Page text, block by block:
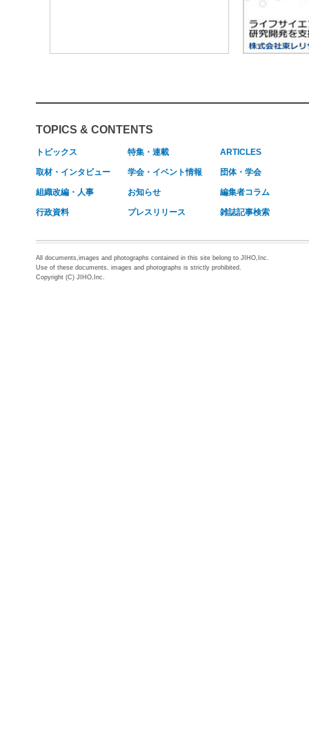
TOPICS & CONTENTS
トピックス 特集・連載 ARTICLES
取材・インタビュー 学会・イベント情報 団体・学会
組織改編・人事 お知らせ 編集者コラム
行政資料 プレスリリース 雑誌記事検索
All documents,images and photographs contained in this site belong to JIHO,Inc.
Use of these documents, images and photographs is strictly prohibited.
Copyright (C) JIHO,Inc.